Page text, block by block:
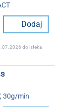
Dodaj
do isteka
30g/min